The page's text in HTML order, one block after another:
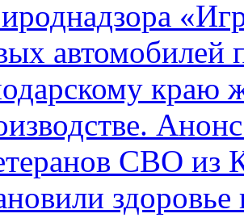
автомобилей
краю
СВО из